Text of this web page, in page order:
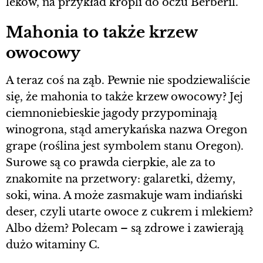
Mahonia to także krzew
owocowy
A teraz coś na ząb. Pewnie nie spodziewaliście
się, że mahonia to także krzew owocowy? Jej
ciemnoniebieskie jagody przypominają
winogrona, stąd amerykańska nazwa Oregon
grape (roślina jest symbolem stanu Oregon).
Surowe są co prawda cierpkie, ale za to
znakomite na przetwory: galaretki, dżemy,
soki, wina. A może zasmakuje wam indiański
deser, czyli utarte owoce z cukrem i mlekiem?
Albo dżem? Polecam – są zdrowe i zawierają
dużo witaminy C.